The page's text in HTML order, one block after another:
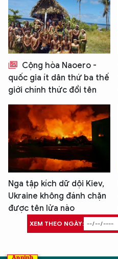
Cộng hòa Naoero -
quốc gia ít dân thứ ba thế
giới chính thức đổi tên
Nga tập kích dữ dội Kiev,
Ukraine không đánh chặn
được tên lửa nào
XEM THEO NGÀY: